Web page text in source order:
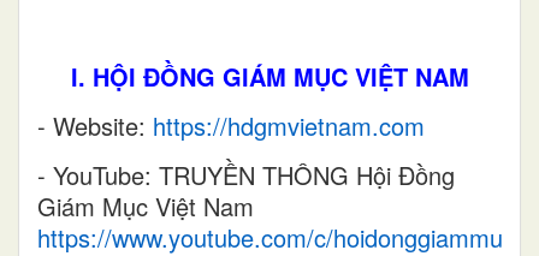
I. HỘI ĐỒNG GIÁM MỤC VIỆT NAM
- Website: https://hdgmvietnam.com
- YouTube: TRUYỀN THÔNG Hội Đồng
Giám Mục Việt Nam
https://www.youtube.com/c/